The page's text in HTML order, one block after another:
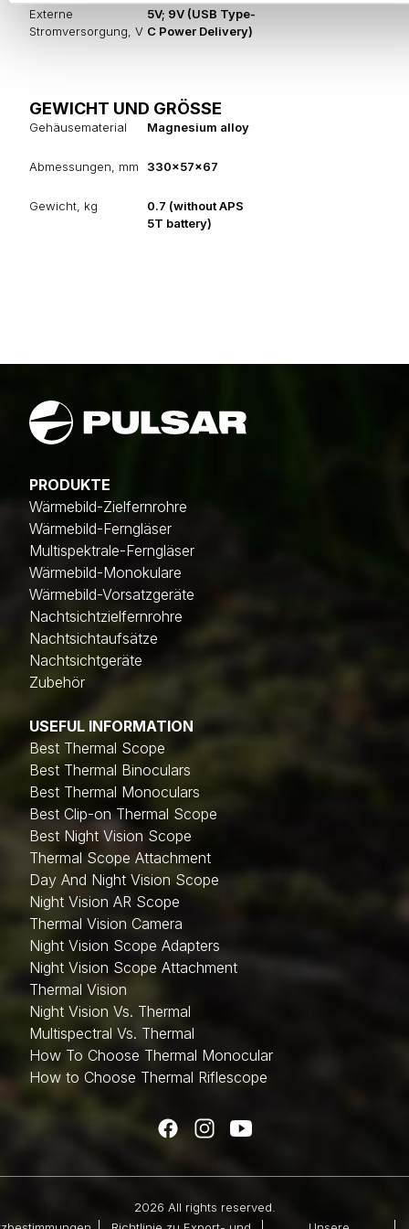
Externe
Stromversorgung, V
5V; 9V (USB Type-
C Power Delivery)
GEWICHT UND GRÖSSE
Gehäusematerial Magnesium alloy
Abmessungen, mm 330x57x67
Gewicht, kg
0.7 (without APS
5T battery)
PRODUKTE
Wärmebild-Zielfernrohre
Wärmebild-Ferngläser
Multispektrale-Ferngläser
Wärmebild-Monokulare
Wärmebild-Vorsatzgeräte
Nachtsichtzielfernrohre
Nachtsichtaufsätze
Nachtsichtgeräte
Zubehör
USEFUL INFORMATION
Best Thermal Scope
Best Thermal Binoculars
Best Thermal Monoculars
Best Clip-on Thermal Scope
Best Night Vision Scope
Thermal Scope Attachment
Day And Night Vision Scope
Night Vision AR Scope
Thermal Vision Camera
Night Vision Scope Adapters
Night Vision Scope Attachment
Thermal Vision
Night Vision Vs. Thermal
Multispectral Vs. Thermal
How To Choose Thermal Monocular
How to Choose Thermal Riflescope
2026 All rights reserved.